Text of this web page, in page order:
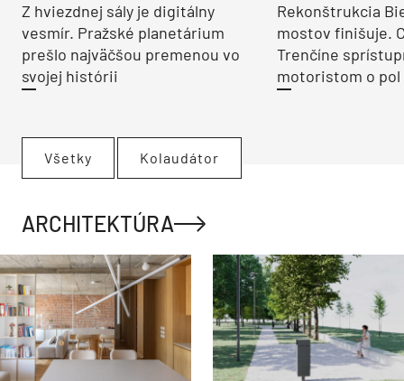
Z hviezdnej sály je digitálny
vesmír. Pražské planetárium
prešlo najväčšou premenou vo
svojej histórii
Rekonštrukcia
mostov finišuje.
Trenčíne
motoristom o pol
Všetky Kolaudátor
ARCHITEKTÚRA